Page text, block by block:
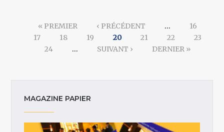
« PREMIER ‹ PRÉCÉDENT …
16
17
18 19 20 21 22
23
24
… SUIVANT › DERNIER »
MAGAZINE PAPIER